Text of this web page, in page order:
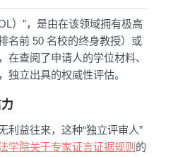
）”，是由在该领域拥有极高
名前 50 名校的终身教授）或
在查阅了申请人的学位材料、
独立出具的权威性评估。
利益往来，这种“独立评审人”
学院关于专家证言证据规则 的